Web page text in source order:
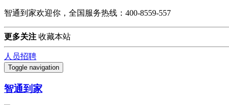
智通到家欢迎你，全国服务热线：400-8559-557
更多关注 收藏本站
人员招聘
Toggle navigation
智通到家